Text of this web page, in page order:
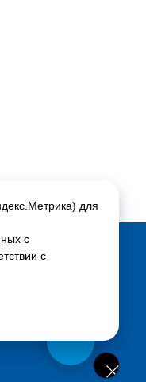
для
с
с